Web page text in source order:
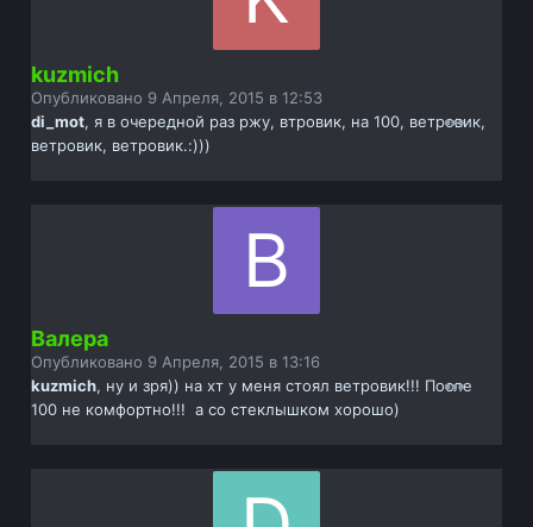
kuzmich
Опубликовано 9 Апреля, 2015 в 12:53
di_mot, я в очередной раз ржу, втровик, на 100, ветровик,
ветровик, ветровик.:)))
Валера
Опубликовано 9 Апреля, 2015 в 13:16
kuzmich, ну и зря)) на хт у меня стоял ветровик!!! После
100 не комфортно!!! а со стеклышком хорошо)